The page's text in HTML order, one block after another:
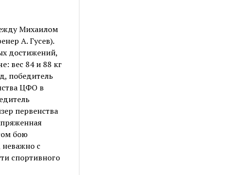
Михаилом
А. Гусев).
достижений,
вес 84 и 88 кг
победитель
ЦФО в
первенства
бою
с
спортивного